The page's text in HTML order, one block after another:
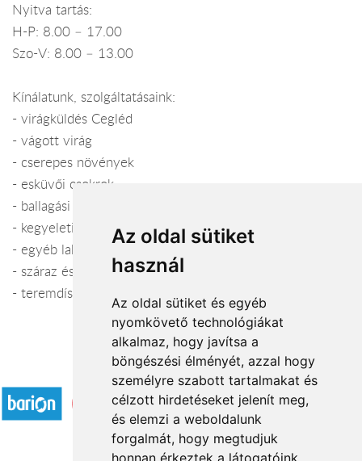
Az oldal sütiket
használ
Az oldal sütiket és egyéb
nyomkövető technológiákat
alkalmaz, hogy javítsa a
böngészési élményét, azzal hogy
személyre szabott tartalmakat és
célzott hirdetéseket jelenít meg,
és elemzi a weboldalunk
forgalmát, hogy megtudjuk
honnan érkeztek a látogatóink.
Nyitva tartás:
H-P: 8.00 – 17.00
Szo-V: 8.00 – 13.00
Kínálatunk, szolgáltatásaink:
- virágküldés Cegléd
- vágott virág
- cserepes növények
- esküvői csokrok
- ballagási csokrok
- kegyeleti koszorúk
- egyéb lakásdekorációs kellékek, kaspók
- száraz és művirágok
- teremdíszítés, templomdíszítés
Elfogadott fizetési módok